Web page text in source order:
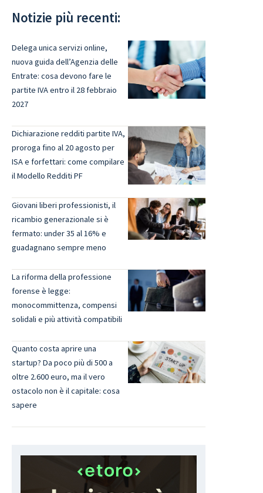
Notizie più recenti:
Delega unica servizi online,
nuova guida dell’Agenzia delle
Entrate: cosa devono fare le
partite IVA entro il 28 febbraio
2027
Dichiarazione redditi partite IVA,
proroga fino al 20 agosto per
ISA e forfettari: come compilare
il Modello Redditi PF
Giovani liberi professionisti, il
ricambio generazionale si è
fermato: under 35 al 16% e
guadagnano sempre meno
La riforma della professione
forense è legge:
monocommittenza, compensi
solidali e più attività compatibili
Quanto costa aprire una
startup? Da poco più di 500 a
oltre 2.600 euro, ma il vero
ostacolo non è il capitale: cosa
sapere